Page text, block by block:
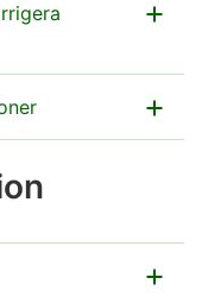
i ett nytt fönster)
fylla i alla